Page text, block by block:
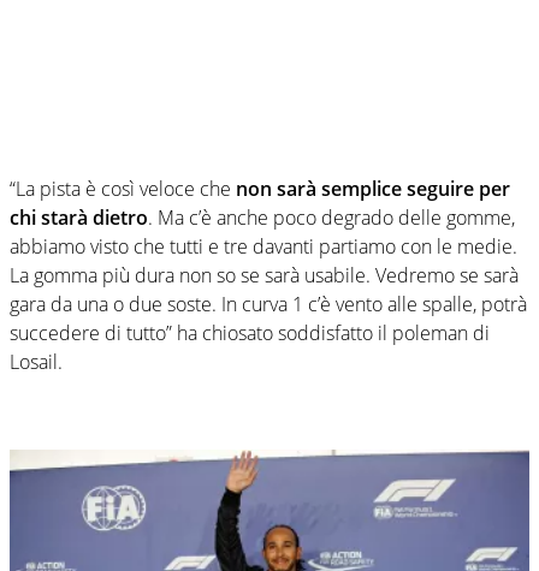
“La pista è così veloce che non sarà semplice seguire per
chi starà dietro. Ma c’è anche poco degrado delle gomme,
abbiamo visto che tutti e tre davanti partiamo con le medie.
La gomma più dura non so se sarà usabile. Vedremo se sarà
gara da una o due soste. In curva 1 c’è vento alle spalle, potrà
succedere di tutto” ha chiosato soddisfatto il poleman di
Losail.